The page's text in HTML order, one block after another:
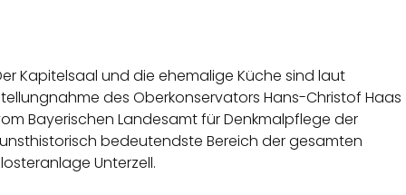
Kapitelsaal und die ehemalige Küche sind laut
des Oberkonservators Hans-Christof Haas
Bayerischen Landesamt für Denkmalpflege der
bedeutendste Bereich der gesamten
Unterzell.